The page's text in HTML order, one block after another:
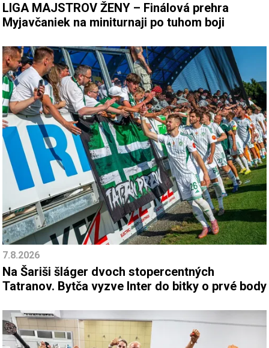
LIGA MAJSTROV ŽENY – Finálová prehra
Myjavčaniek na miniturnaji po tuhom boji
7.8.2026
Na Šariši šláger dvoch stopercentných
Tatranov. Bytča vyzve Inter do bitky o prvé body